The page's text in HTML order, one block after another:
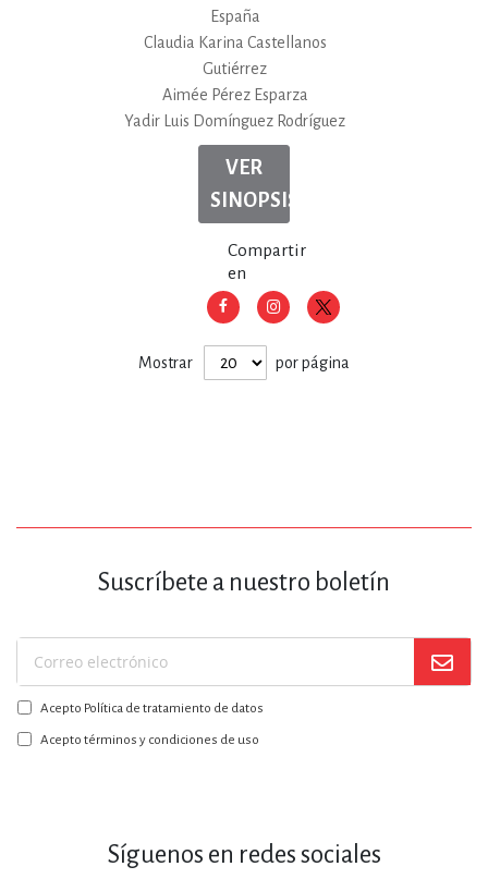
España
Claudia Karina Castellanos
Gutiérrez
Aimée Pérez Esparza
Yadir Luis Domínguez Rodríguez
VER
SINOPSIS
Compartir
en
Mostrar por página
Suscríbete a nuestro boletín
Suscríbase
a
nuestro
boletín:
Acepto Política de tratamiento de datos
Acepto términos y condiciones de uso
Síguenos en redes sociales